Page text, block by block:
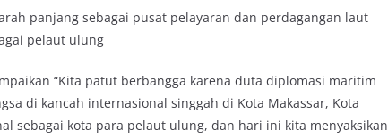
panjang sebagai pusat pelayaran dan perdagangan laut
pelaut ulung
“Kita patut berbangga karena duta diplomasi maritim
di kancah internasional singgah di Kota Makassar, Kota
sebagai kota para pelaut ulung, dan hari ini kita menyaksikan